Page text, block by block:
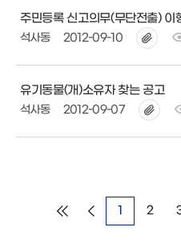
주민등록 신고의무(무단전출) 이
석사동 2012-09-10
유기동물(개)소유자 찾는 공고
석사동 2012-09-07
1 2